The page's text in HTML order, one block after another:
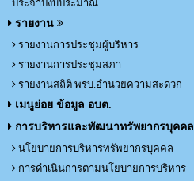
ประจำปีงบประมาณ
รายงาน
รายงานการประชุมผู้บริหาร
รายงานการประชุมสภา
รายงานสถิติ พรบ.อำนวยความสะดวก
เมนูย่อย ข้อมูล อบต.
การบริหารและพัฒนาทรัพยากรบุคคล
นโยบายการบริหารทรัพยากรบุคคล
การดำเนินการตามนโยบายการบริหาร